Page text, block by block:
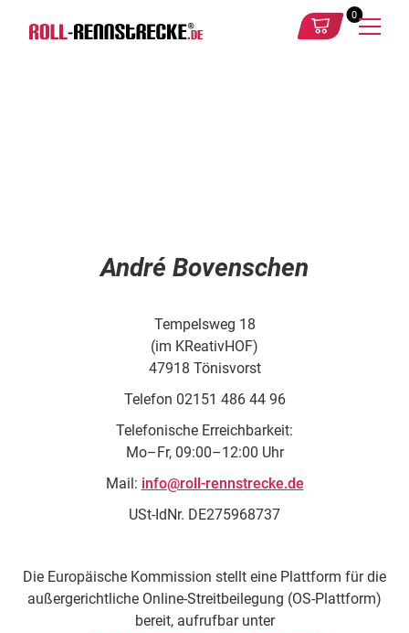
0
André Bovenschen
Tempelsweg 18
(im KReativHOF)
47918 Tönisvorst
Telefon 02151 486 44 96
Telefonische Erreichbarkeit:
Mo–Fr, 09:00–12:00 Uhr
Mail: info@roll-rennstrecke.de
USt-IdNr. DE275968737
Die Europäische Kommission stellt eine Plattform für die
außergerichtliche Online-Streitbeilegung (OS-Plattform)
bereit, aufrufbar unter